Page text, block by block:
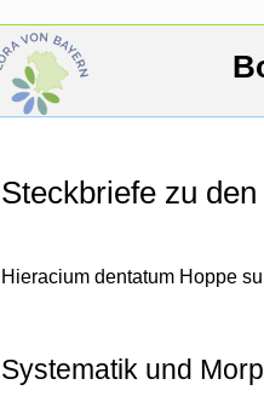
Steckbriefe zu
Hieracium dentatum Hoppe
Systematik und